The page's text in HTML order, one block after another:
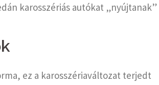
karosszériás autókat „nyújtanak”
ez a karosszériaváltozat terjedt